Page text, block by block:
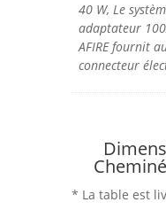
40 W, Le
adaptateur
AFIRE fournit
connecteur
* La table est